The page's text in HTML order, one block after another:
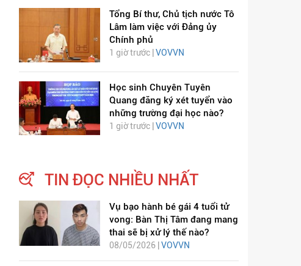
Tổng Bí thư, Chủ tịch nước Tô
Lâm làm việc với Đảng ủy
Chính phủ
1 giờ trước | VOVVN
Học sinh Chuyên Tuyên
Quang đăng ký xét tuyển vào
những trường đại học nào?
1 giờ trước | VOVVN
TIN ĐỌC NHIỀU NHẤT
Vụ bạo hành bé gái 4 tuổi tử
vong: Bàn Thị Tâm đang mang
thai sẽ bị xử lý thế nào?
08/05/2026 | VOVVN